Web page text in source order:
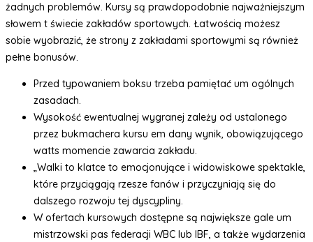
żadnych problemów. Kursy są prawdopodobnie najważniejszym
słowem t świecie zakładów sportowych. Łatwością możesz
sobie wyobrazić, że strony z zakładami sportowymi są również
pełne bonusów.
Przed typowaniem boksu trzeba pamiętać um ogólnych
zasadach.
Wysokość ewentualnej wygranej zależy od ustalonego
przez bukmachera kursu em dany wynik, obowiązującego
watts momencie zawarcia zakładu.
„Walki to klatce to emocjonujące i widowiskowe spektakle,
które przyciągają rzesze fanów i przyczyniają się do
dalszego rozwoju tej dyscypliny.
W ofertach kursowych dostępne są największe gale um
mistrzowski pas federacji WBC lub IBF, a także wydarzenia